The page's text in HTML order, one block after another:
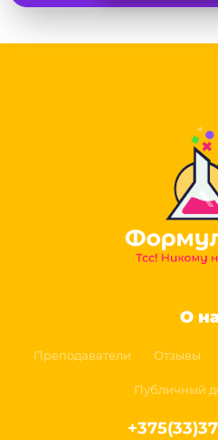
О
Преподаватели Отзывы
Публичный